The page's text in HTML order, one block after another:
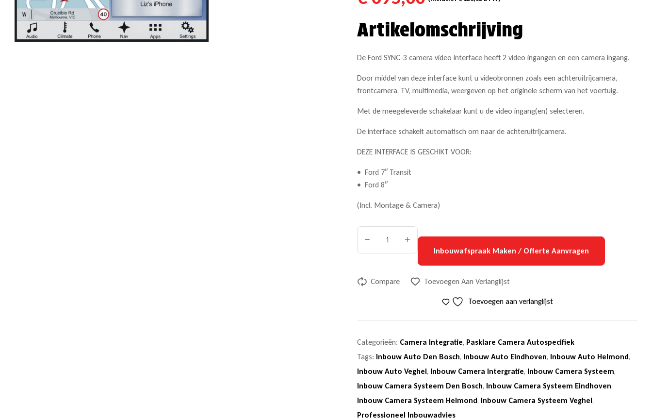
Artikelomschrijving
De Ford SYNC-3 camera video interface heeft 2 video ingangen en een camera ingang.
Door middel van deze interface kunt u videobronnen zoals een achteruitrijcamera,
frontcamera, TV, multimedia, weergeven op het originele scherm van het voertuig.
Met de meegeleverde schakelaar kunt u de video ingang(en) selecteren.
De interface schakelt automatisch om naar de achteruitrijcamera.
DEZE INTERFACE IS GESCHIKT VOOR:
• Ford 7″ Transit
• Ford 8″
(Incl. Montage & Camera)
Inbouwafspraak Maken / Offerte Aanvragen
Compare Toevoegen Aan Verlanglijst
Toevoegen aan verlanglijst
Categorieën: Camera Integratie, Pasklare Camera Autospecifiek
Tags: Inbouw Auto Den Bosch, Inbouw Auto Eindhoven, Inbouw Auto Helmond,
Inbouw Auto Veghel, Inbouw Camera Intergratie, Inbouw Camera Systeem,
Inbouw Camera Systeem Den Bosch, Inbouw Camera Systeem Eindhoven,
Inbouw Camera Systeem Helmond, Inbouw Camera Systeem Veghel,
Professioneel Inbouwadvies